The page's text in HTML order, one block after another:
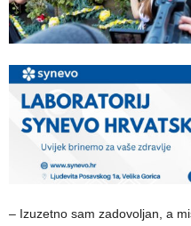
– Izuzetno sam zadovoljan, a